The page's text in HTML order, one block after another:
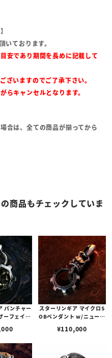
いております。
安であり期間を長めに記載して
ざいますのでご了承下さい。
らキャンセルとなります。
合は、全ての商品が揃ってから
商品もチェックしていま
パンチャー
ーフェイス
スアメリ
スタイニー
スターリンギア マイクロS
OBペンダント w/ニューギ
¥110,000